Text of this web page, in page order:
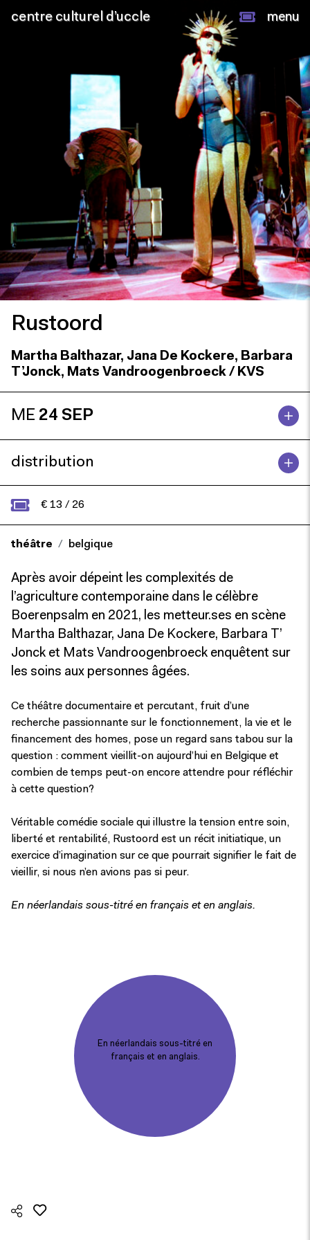
centre culturel d’uccle menu
Rustoord
Martha Balthazar, Jana De Kockere, Barbara
T’Jonck, Mats Vandroogenbroeck / KVS
ME 24 SEP
distribution
€ 13 / 26
théâtre belgique
Après avoir dépeint les complexités de
l’agriculture contemporaine dans le célèbre
Boerenpsalm en 2021, les metteur.ses en scène
Martha Balthazar, Jana De Kockere, Barbara T’
Jonck et Mats Vandroogenbroeck enquêtent sur
les soins aux personnes âgées.
Ce théâtre documentaire et percutant, fruit d’une
recherche passionnante sur le fonctionnement, la vie et le
financement des homes, pose un regard sans tabou sur la
question : comment vieillit-on aujourd’hui en Belgique et
combien de temps peut-on encore attendre pour réfléchir
à cette question?
Véritable comédie sociale qui illustre la tension entre soin,
liberté et rentabilité, Rustoord est un récit initiatique, un
exercice d’imagination sur ce que pourrait signifier le fait de
vieillir, si nous n’en avions pas si peur.
En néerlandais sous-titré en français et en anglais.
En néerlandais sous-titré en
français et en anglais.